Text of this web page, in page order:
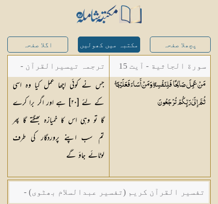
پچھلا صفحہ مکتبہ میں کھولیں اگلا صفحہ
سورة الجاثية - آیت 15
مَنْ عَمِلَ صَالِحًا فَلِنَفْسِهِ ۖ وَمَنْ أَسَاءَ فَعَلَيْهَا ۖ
ثُمَّ إِلَىٰ رَبِّكُمْتُرْجَعُونَ
ترجمہ تیسیرالقرآن -
مولانا عبد الرحمن
جس نے کوئی اچھا عمل کیا وہ اسی
کے لئے [٢٠] ہے اور اگر برا کرے
گا تو وہی اس کا خمیازہ بھگتے گا پھر
تم سب اپنے پروردگار کی طرف
لوٹائے جاؤ گے
تفسیر القرآن کریم (تفسیر عبدالسلام بھٹوی) -